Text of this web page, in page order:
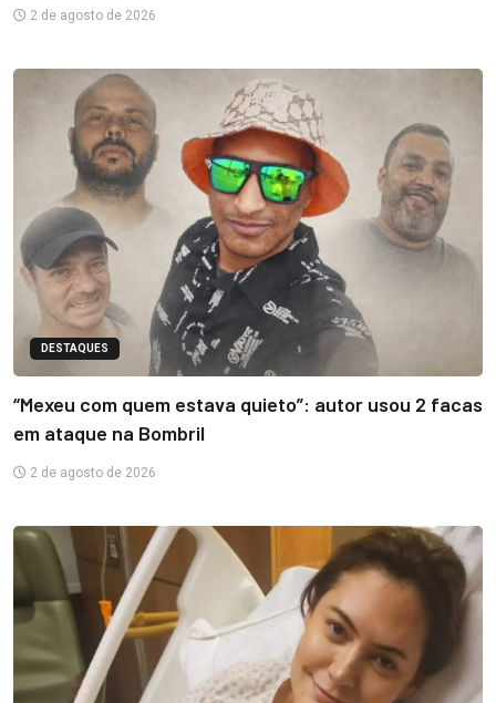
2 de agosto de 2026
DESTAQUES
“Mexeu com quem estava quieto”: autor usou 2 facas
em ataque na Bombril
2 de agosto de 2026